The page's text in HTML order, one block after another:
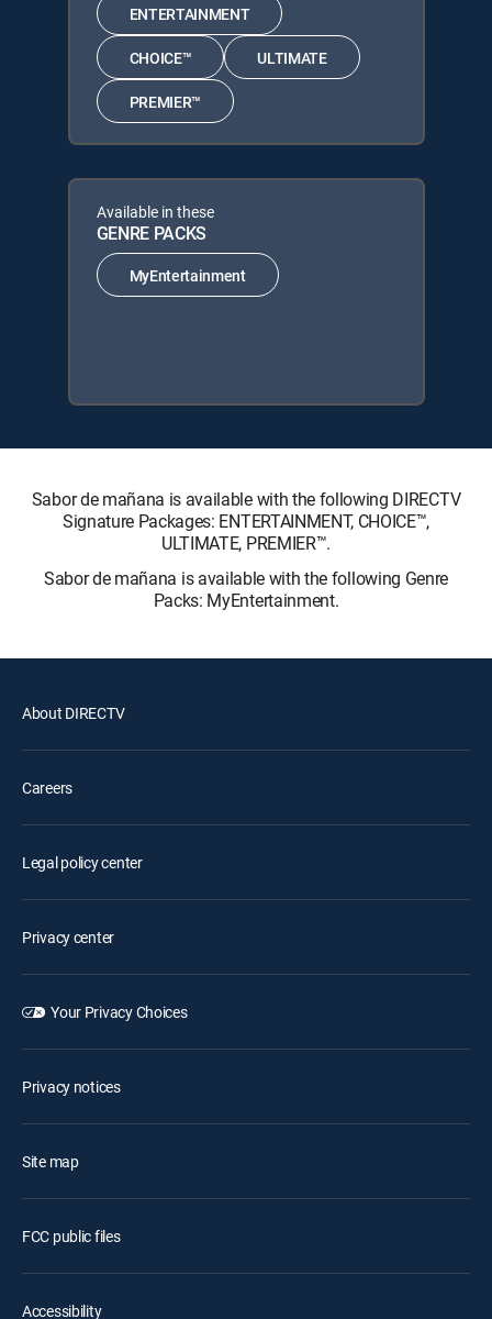
ENTERTAINMENT
CHOICE™ ULTIMATE
PREMIER™
Available in these
GENRE PACKS
MyEntertainment
Sabor de mañana is available with the following DIRECTV
Signature Packages: ENTERTAINMENT, CHOICE™,
ULTIMATE, PREMIER™.
Sabor de mañana is available with the following Genre
Packs: MyEntertainment.
About DIRECTV
Careers
Legal policy center
Privacy center
Your Privacy Choices
Privacy notices
Site map
FCC public files
Accessibility